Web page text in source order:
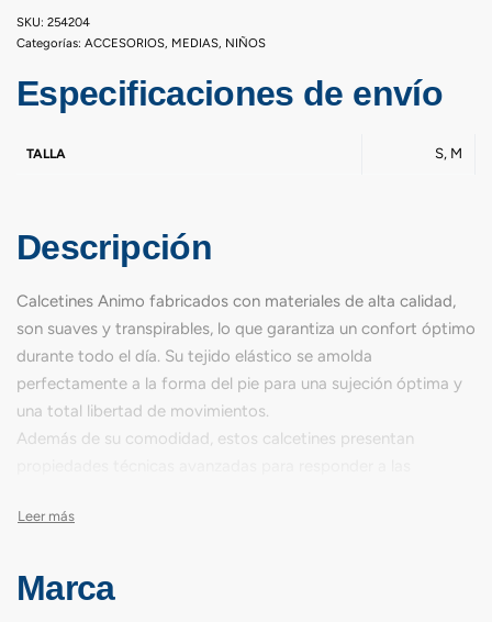
254204
Categorías: ACCESORIOS, MEDIAS, NIÑOS
Especificaciones de envío
TALLA S, M
Descripción
Calcetines Animo fabricados con materiales de alta calidad,
son suaves y transpirables, lo que garantiza un confort óptimo
durante todo el día. Su tejido elástico se amolda
perfectamente a la forma del pie para una sujeción óptima y
una total libertad de movimientos.
Además de su comodidad, estos calcetines presentan
humedad para mantener los pies secos, mientras que el tobillo
Marca